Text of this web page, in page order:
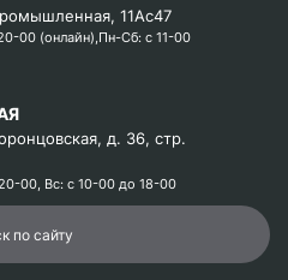
11Ас47
00 (онлайн),Пн-Сб: с 11-00
д. 36, стр.
00, Вс: с 10-00 до 18-00